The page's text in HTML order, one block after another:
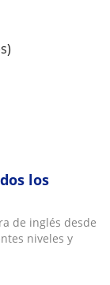
los
de inglés desde
niveles y